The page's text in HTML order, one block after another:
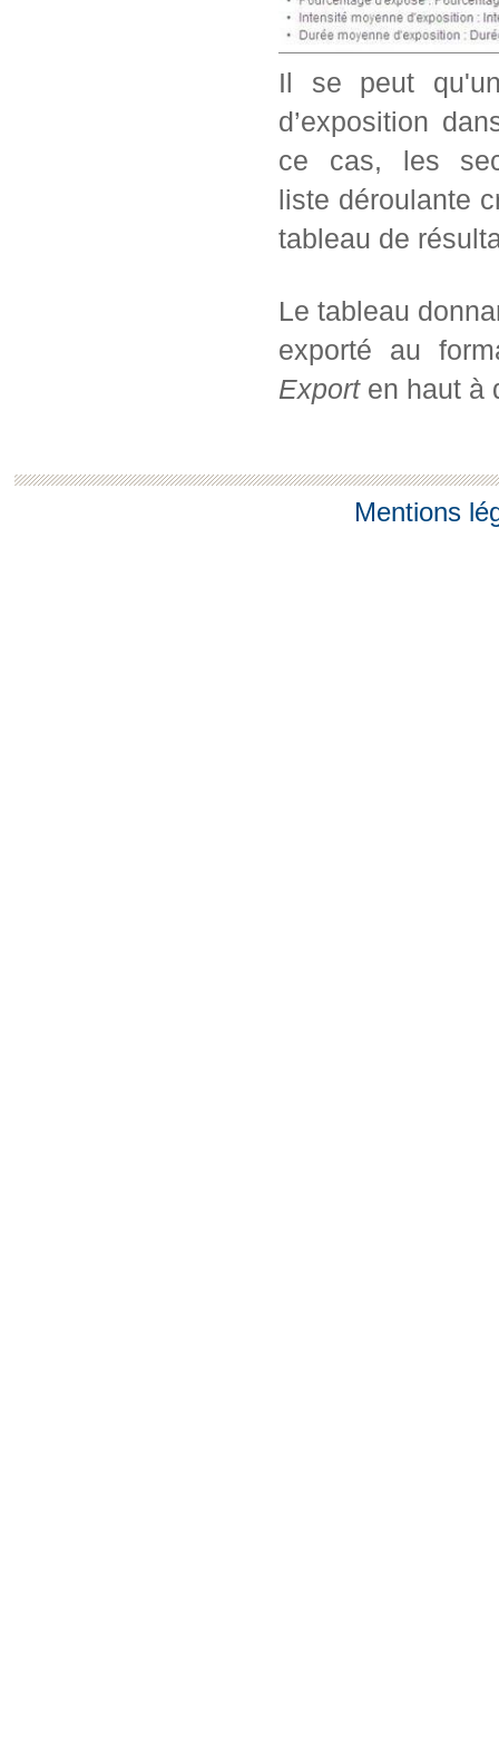
Il se peut
d’exposition
ce cas, les
liste déroulante
tableau de
Le tableau
exporté au
Exporten haut à
Mentions